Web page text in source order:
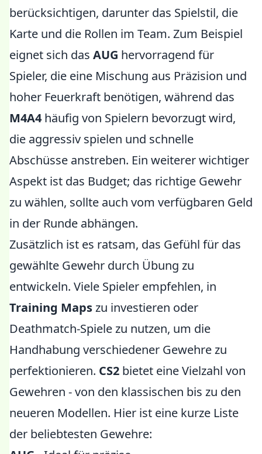
berücksichtigen, darunter das Spielstil, die
Karte und die Rollen im Team. Zum Beispiel
eignet sich das AUG hervorragend für
Spieler, die eine Mischung aus Präzision und
hoher Feuerkraft benötigen, während das
M4A4 häufig von Spielern bevorzugt wird,
die aggressiv spielen und schnelle
Abschüsse anstreben. Ein weiterer wichtiger
Aspekt ist das Budget; das richtige Gewehr
zu wählen, sollte auch vom verfügbaren Geld
in der Runde abhängen.
Zusätzlich ist es ratsam, das Gefühl für das
gewählte Gewehr durch Übung zu
entwickeln. Viele Spieler empfehlen, in
Training Mapszu investieren oder
Deathmatch-Spiele zu nutzen, um die
Handhabung verschiedener Gewehre zu
perfektionieren. CS2 bietet eine Vielzahl von
Gewehren - von den klassischen bis zu den
neueren Modellen. Hier ist eine kurze Liste
der beliebtesten Gewehre: